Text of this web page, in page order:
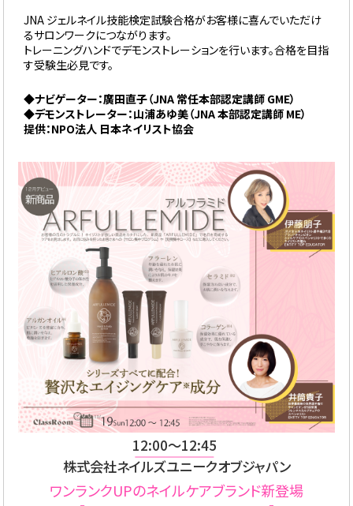
JNA ジェルネイル技能検定試験合格がお客様に喜んでいただけ
るサロンワークにつながります。
トレーニングハンドでデモンストレーションを行います。合格を目指
す受験生必見です。
◆ナビゲーター：廣田直子（JNA 常任本部認定講師 GME）
◆デモンストレーター：山浦あゆ美（JNA 本部認定講師 ME）
提供：NPO法人 日本ネイリスト協会
12:00〜12:45
株式会社ネイルズユニークオブジャパン
ワンランクUPのネイルケアブランド新登場